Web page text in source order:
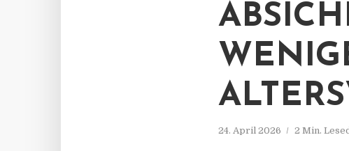
24. April 2026 2 Min.